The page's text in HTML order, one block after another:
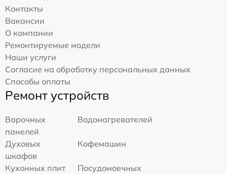
Контакты
Вакансии
О компании
Ремонтируемые модели
Наши услуги
Согласие на обработку персональных данных
Способы оплаты
Ремонт устройств
Варочных
панелей
Водонагревателей
Духовых
шкафов
Кофемашин
Кухонных плит
Посудомоечных